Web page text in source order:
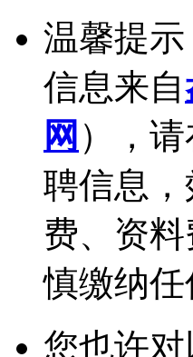
温馨提示
信息来自
网 ），
聘信息
费、资
慎缴纳
您也许